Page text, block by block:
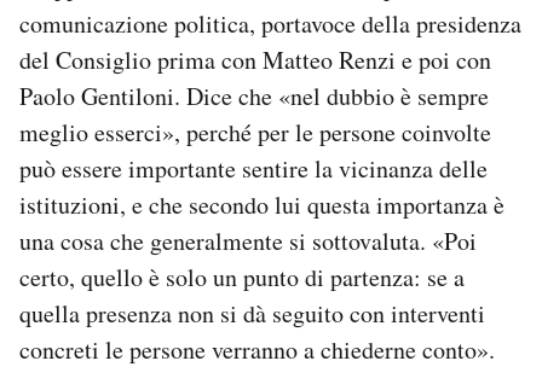
comunicazione politica, portavoce della presidenza
del Consiglio prima con Matteo Renzi e poi con
Paolo Gentiloni. Dice che «nel dubbio è sempre
meglio esserci», perché per le persone coinvolte
può essere importante sentire la vicinanza delle
istituzioni, e che secondo lui questa importanza è
una cosa che generalmente si sottovaluta. «Poi
certo, quello è solo un punto di partenza: se a
quella presenza non si dà seguito con interventi
concreti le persone verranno a chiederne conto».